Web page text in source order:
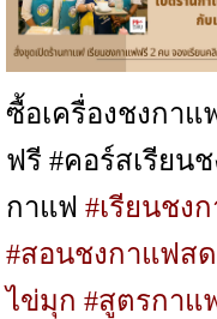
ซื้อเครื่องชงกาแ
ฟรี #คอร์สเรียน
กาแฟ #เรียนชง
#สอนชงกาแฟสด
ไข่มุก #สูตรกา